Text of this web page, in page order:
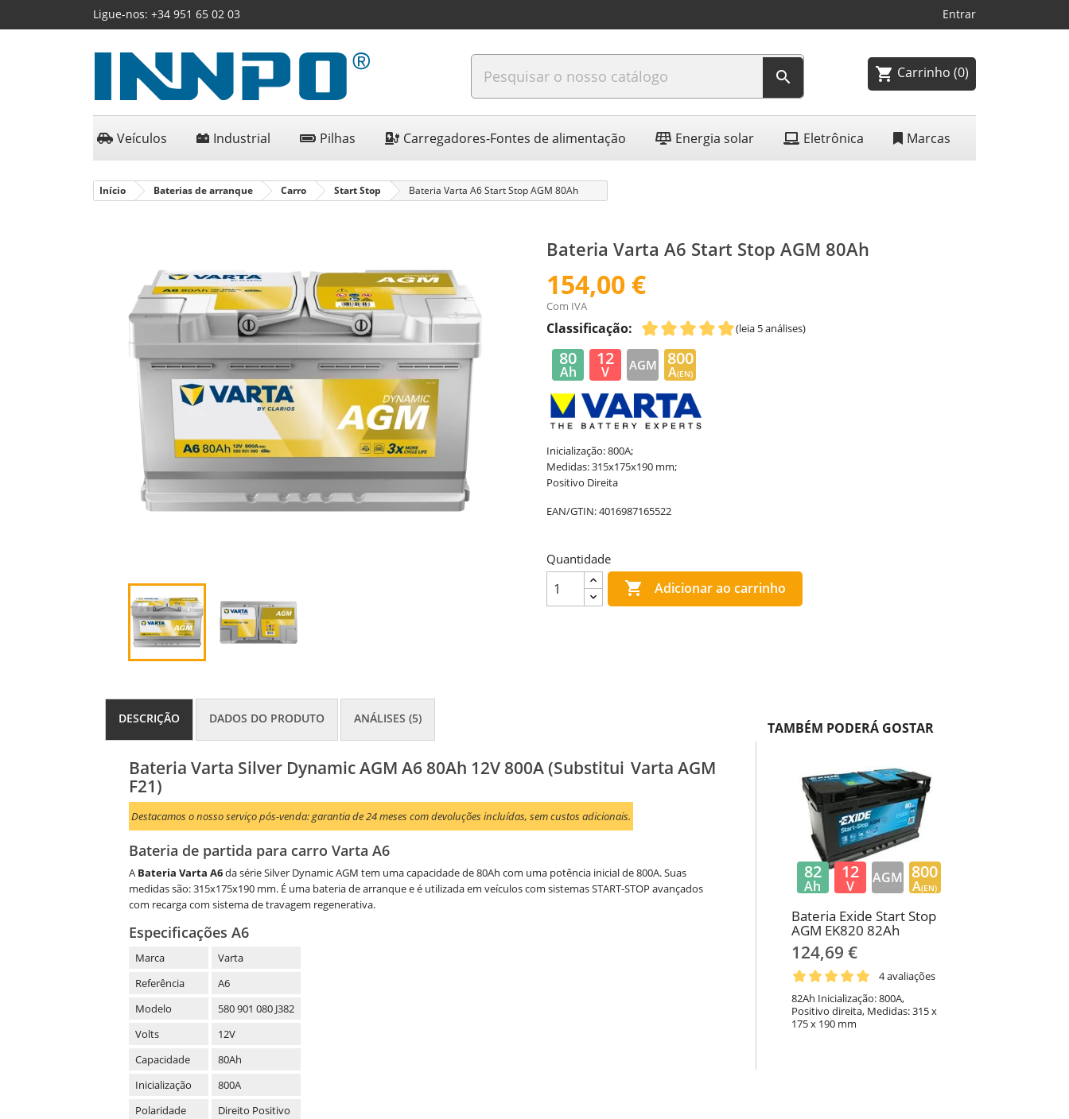
Ligue-nos: +34 951 65 02 03 Entrar
 shopping_cart Carrinho (0)
Veículos Industrial Pilhas Carregadores-Fontes de alimentação Energia solar Eletrônica Marcas
Início Baterias de arranque Carro Start Stop Bateria Varta A6 Start Stop AGM 80Ah
Bateria Varta A6 Start Stop AGM 80Ah
154,00 €
Com IVA
Classificação: (leia 5 análises)
80
Ah
12
V AGM 800
A(EN)
Inicialização: 800A;
Medidas: 315x175x190 mm;
Positivo Direita
EAN/GTIN:4016987165522
Quantidade
 Adicionar ao carrinho
DESCRIÇÃO DADOS DO PRODUTO ANÁLISES (5)
Bateria Varta Silver Dynamic AGM A6 80Ah 12V 800A (Substitui Varta AGM
F21)
Destacamos o nosso serviço pós-venda: garantia de 24 meses com devoluções incluídas, sem custos adicionais.
Bateria de partida para carro Varta A6
A Bateria Varta A6da série Silver Dynamic AGM tem uma capacidade de 80Ah com uma potência inicial de 800A. Suas
medidas são: 315x175x190 mm. É uma bateria de arranque e é utilizada em veículos com sistemas START-STOP avançados
com recarga com sistema de travagem regenerativa.
Especificações A6
Marca
Varta
Referência
A6
Modelo
580 901 080 J382
Volts
12V
Capacidade
80Ah
Inicialização
800A
Polaridade
Direito Positivo
TAMBÉM PODERÁ GOSTAR
Bateria Exide Start Stop
AGM EK820 82Ah
124,69 €
4 avaliações
82Ah Inicialização: 800A,
Positivo direita, Medidas: 315 x
175 x 190 mm
82
Ah
12
V AGM 800
A(EN)